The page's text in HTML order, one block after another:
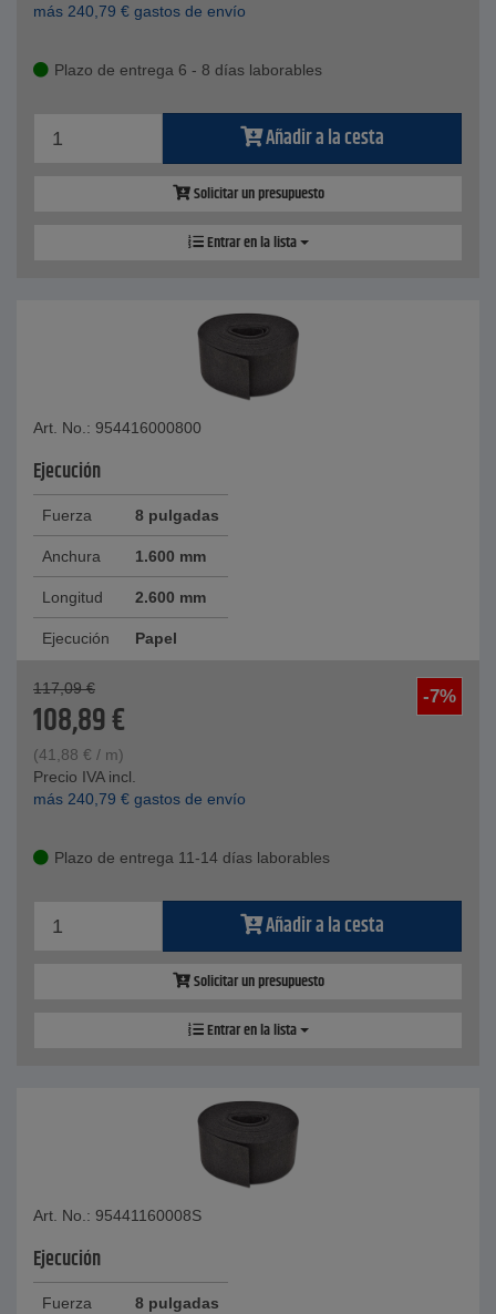
más 240,79 € gastos de envío
Plazo de entrega 6 - 8 días laborables
Añadir a la cesta
Solicitar un presupuesto
Entrar en la lista
Art. No.: 954416000800
Ejecución
Fuerza 8 pulgadas
Anchura 1.600 mm
Longitud 2.600 mm
Ejecución Papel
-7%
117,09 €
108,89€
(41,88 € / m)
Precio IVA incl.
más 240,79 € gastos de envío
Plazo de entrega 11-14 días laborables
Añadir a la cesta
Solicitar un presupuesto
Entrar en la lista
Art. No.: 95441160008S
Ejecución
Fuerza 8 pulgadas